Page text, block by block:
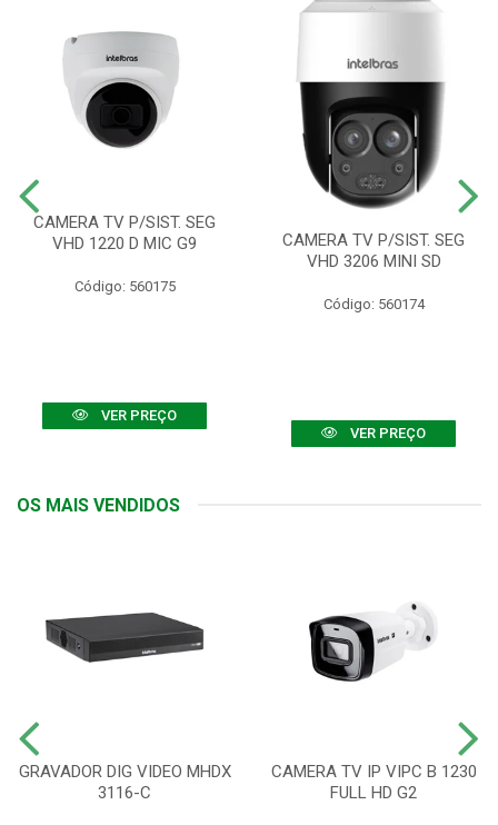
CAMERA TV P/SIST. SEG
VHD 1220 D MIC G9
Código: 560175
VER PREÇO
CAMERA TV P/SIST. SEG
VHD 3206 MINI SD
Código: 560174
VER PREÇO
OS MAIS VENDIDOS
GRAVADOR DIG VIDEO MHDX
3116-C
CAMERA TV IP VIPC B 1230
FULL HD G2